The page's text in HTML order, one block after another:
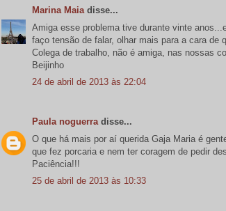
Marina Maiadisse...
Amiga esse problema tive durante vinte
faço tensão de falar, olhar mais para a cara de
Colega de trabalho, não é amiga, nas nossas
Beijinho
24 de abril de 2013 às 22:04
Paula noguerradisse...
O que há mais por aí querida Gaja Maria é
que fez porcaria e nem ter coragem de pedir
Paciência!!!
25 de abril de 2013 às 10:33